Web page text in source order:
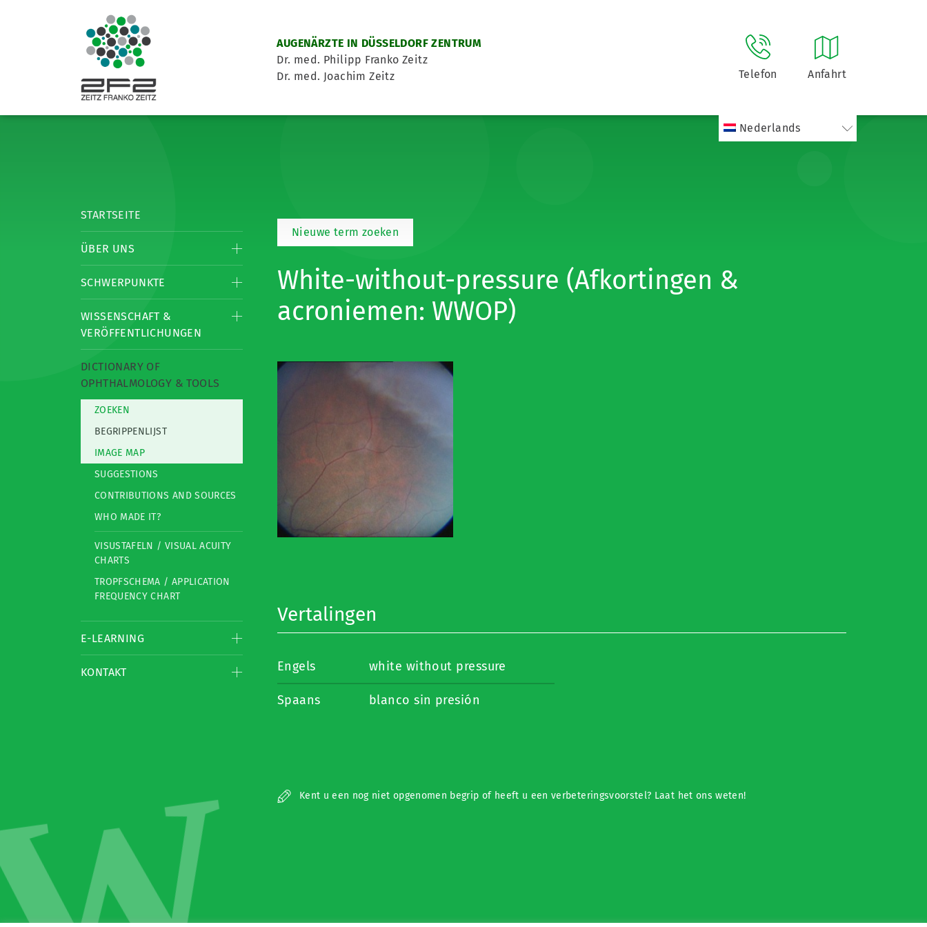
AUGENÄRZTE IN DÜSSELDORF ZENTRUM
Dr. med. Philipp Franko Zeitz
Dr. med. Joachim Zeitz
Telefon Anfahrt
Nederlands
STARTSEITE
ÜBER UNS
SCHWERPUNKTE
WISSENSCHAFT &
VERÖFFENTLICHUNGEN
DICTIONARY OF
OPHTHALMOLOGY & TOOLS
ZOEKEN
BEGRIPPENLIJST
IMAGE MAP
SUGGESTIONS
CONTRIBUTIONS AND SOURCES
WHO MADE IT?
VISUSTAFELN / VISUAL ACUITY
CHARTS
TROPFSCHEMA / APPLICATION
FREQUENCY CHART
E-LEARNING
KONTAKT
Nieuwe term zoeken
White-without-pressure (Afkortingen &
acroniemen: WWOP)
Vertalingen
Engels white without pressure
Spaans blanco sin presión
Kent u een nog niet opgenomen begrip of heeft u een verbeteringsvoorstel? Laat het ons weten!